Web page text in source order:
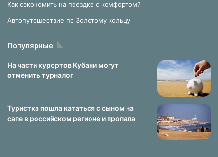
Как сэкономить на поездке с комфортом?
Автопутешествие по Золотому кольцу
Популярные
На части курортов Кубани могут
отменить турналог
Туристка пошла кататься с сыном на
сапе в российском регионе и пропала